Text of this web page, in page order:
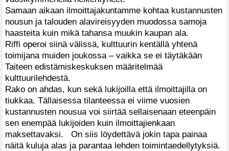
Samaan aikaan ilmoittajakuntamme kohtaa kustannusten
nousun ja talouden alavireisyyden muodossa samoja
haasteita kuin mikä tahansa muukin kaupan ala.
Riffi operoi siinä välissä, kulttuurin kentällä yhtenä
toimijana muiden joukossa – vaikka se ei täytäkään
Taiteen edistämiskeskuksen määritelmää
kulttuurilehdestä.
Rako on ahdas, kun sekä lukijoilla että ilmoittajilla on
tiukkaa. Tällaisessa tilanteessa ei viime vuosien
kustannusten nousua voi siirtää sellaisenaan eteenpäin
sen enempää lukijoiden kuin ilmoittajienkaan
maksettavaksi. On siis löydettävä jokin tapa painaa
näitä kuluja alas ja parantaa lehden toimintaedellytyksiä.